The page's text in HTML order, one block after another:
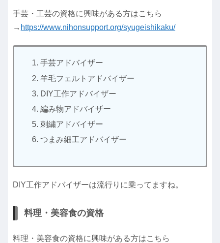
手芸・工芸の資格に興味がある方はこちら
→ https://www.nihonsupport.org/syugeishikaku/
手芸アドバイザー
羊毛フェルトアドバイザー
DIY工作アドバイザー
編み物アドバイザー
刺繍アドバイザー
つまみ細工アドバイザー
DIY工作アドバイザーは流行りに乗ってますね。
料理・美容食の資格
料理・美容食の資格に興味がある方はこちら